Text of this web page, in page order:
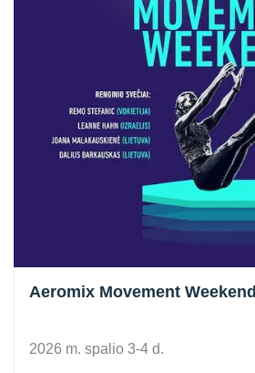
Aeromix Movement Weekend
2026 m. spalio 3-4 d.